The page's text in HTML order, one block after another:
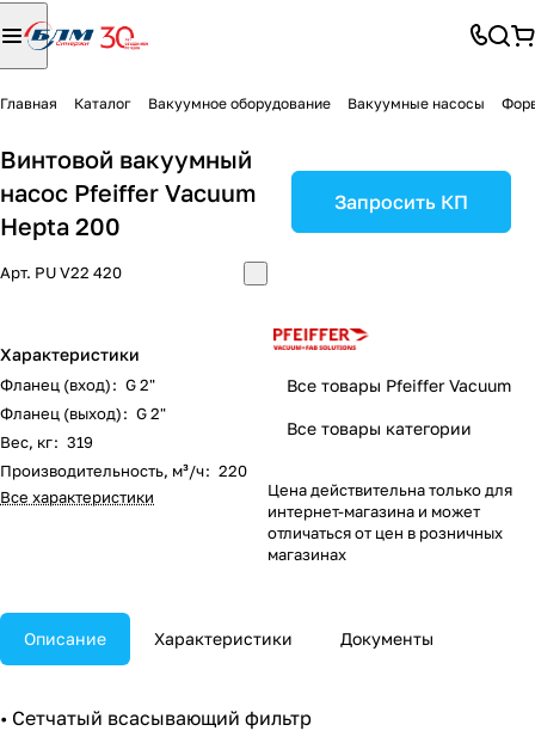
Главная Каталог Вакуумное оборудование Вакуумные насосы
Винтовой вакуумный
насос Pfeiffer Vacuum
Hepta 200
Арт. PU V22 420
Характеристики
Фланец (вход): G 2"
Фланец (выход): G 2"
Вес, кг: 319
Производительность, м³/ч: 220
Все характеристики
Запросить КП
Все товары Pfeiffer Vacuum
Все товары категории
Цена действительна только для
интернет-магазина и может
отличаться от цен в розничных
магазинах
Описание Характеристики Документы
• Сетчатый всасывающий фильтр